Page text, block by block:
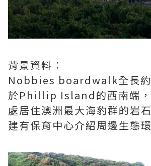
背景資料︰
Nobbies boardwalk全長約
於Phillip Island的西南端，
處居住澳洲最大海豹群的岩
建有保育中心介紹周邊生態